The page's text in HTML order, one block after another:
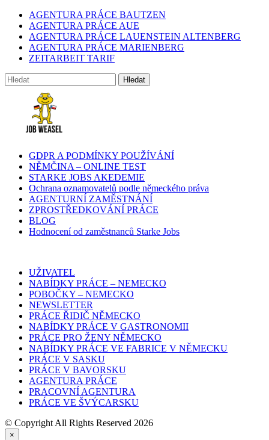
AGENTURA PRÁCE BAUTZEN
AGENTURA PRÁCE AUE
AGENTURA PRÁCE LAUENSTEIN ALTENBERG
AGENTURA PRÁCE MARIENBERG
ZEITARBEIT TARIF
GDPR A PODMÍNKY POUŽÍVÁNÍ
NĚMČINA – ONLINE TEST
STARKE JOBS AKEDEMIE
Ochrana oznamovatelů podle německého práva
AGENTURNÍ ZAMĚSTNÁNÍ
ZPROSTŘEDKOVÁNÍ PRÁCE
BLOG
Hodnocení od zaměstnanců Starke Jobs
UŽIVATEL
NABÍDKY PRÁCE – NEMECKO
POBOČKY – NEMECKO
NEWSLETTER
PRÁCE ŘIDIČ NĚMECKO
NABÍDKY PRÁCE V GASTRONOMII
PRÁCE PRO ŽENY NĚMECKO
NABÍDKY PRÁCE VE FABRICE V NĚMECKU
PRÁCE V SASKU
PRÁCE V BAVORSKU
AGENTURA PRÁCE
PRACOVNÍ AGENTURA
PRÁCE VE ŠVÝCARSKU
© Copyright All Rights Reserved 2026
×